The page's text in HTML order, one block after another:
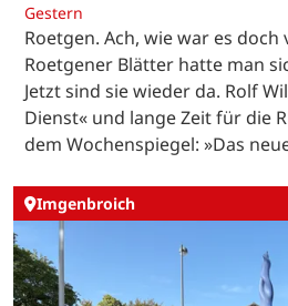
Gestern
Roetgen. Ach, wie war es doch
Roetgener Blätter hatte man
Jetzt sind sie wieder da. Rolf
Dienst« und lange Zeit für die
dem Wochenspiegel: »Das
Imgenbroich